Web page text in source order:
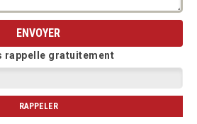
rappelle gratuitement